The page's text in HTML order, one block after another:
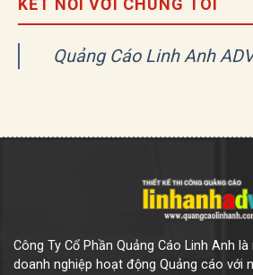
KẾT NỐI VỚI CHÚNG TÔI
Quảng Cáo Linh Anh
Công Ty Cổ Phần Quảng Cáo Linh Anh
doanh nghiệp hoạt động Quảng cáo với